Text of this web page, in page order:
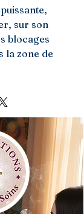
sur son
blocages
la zone de